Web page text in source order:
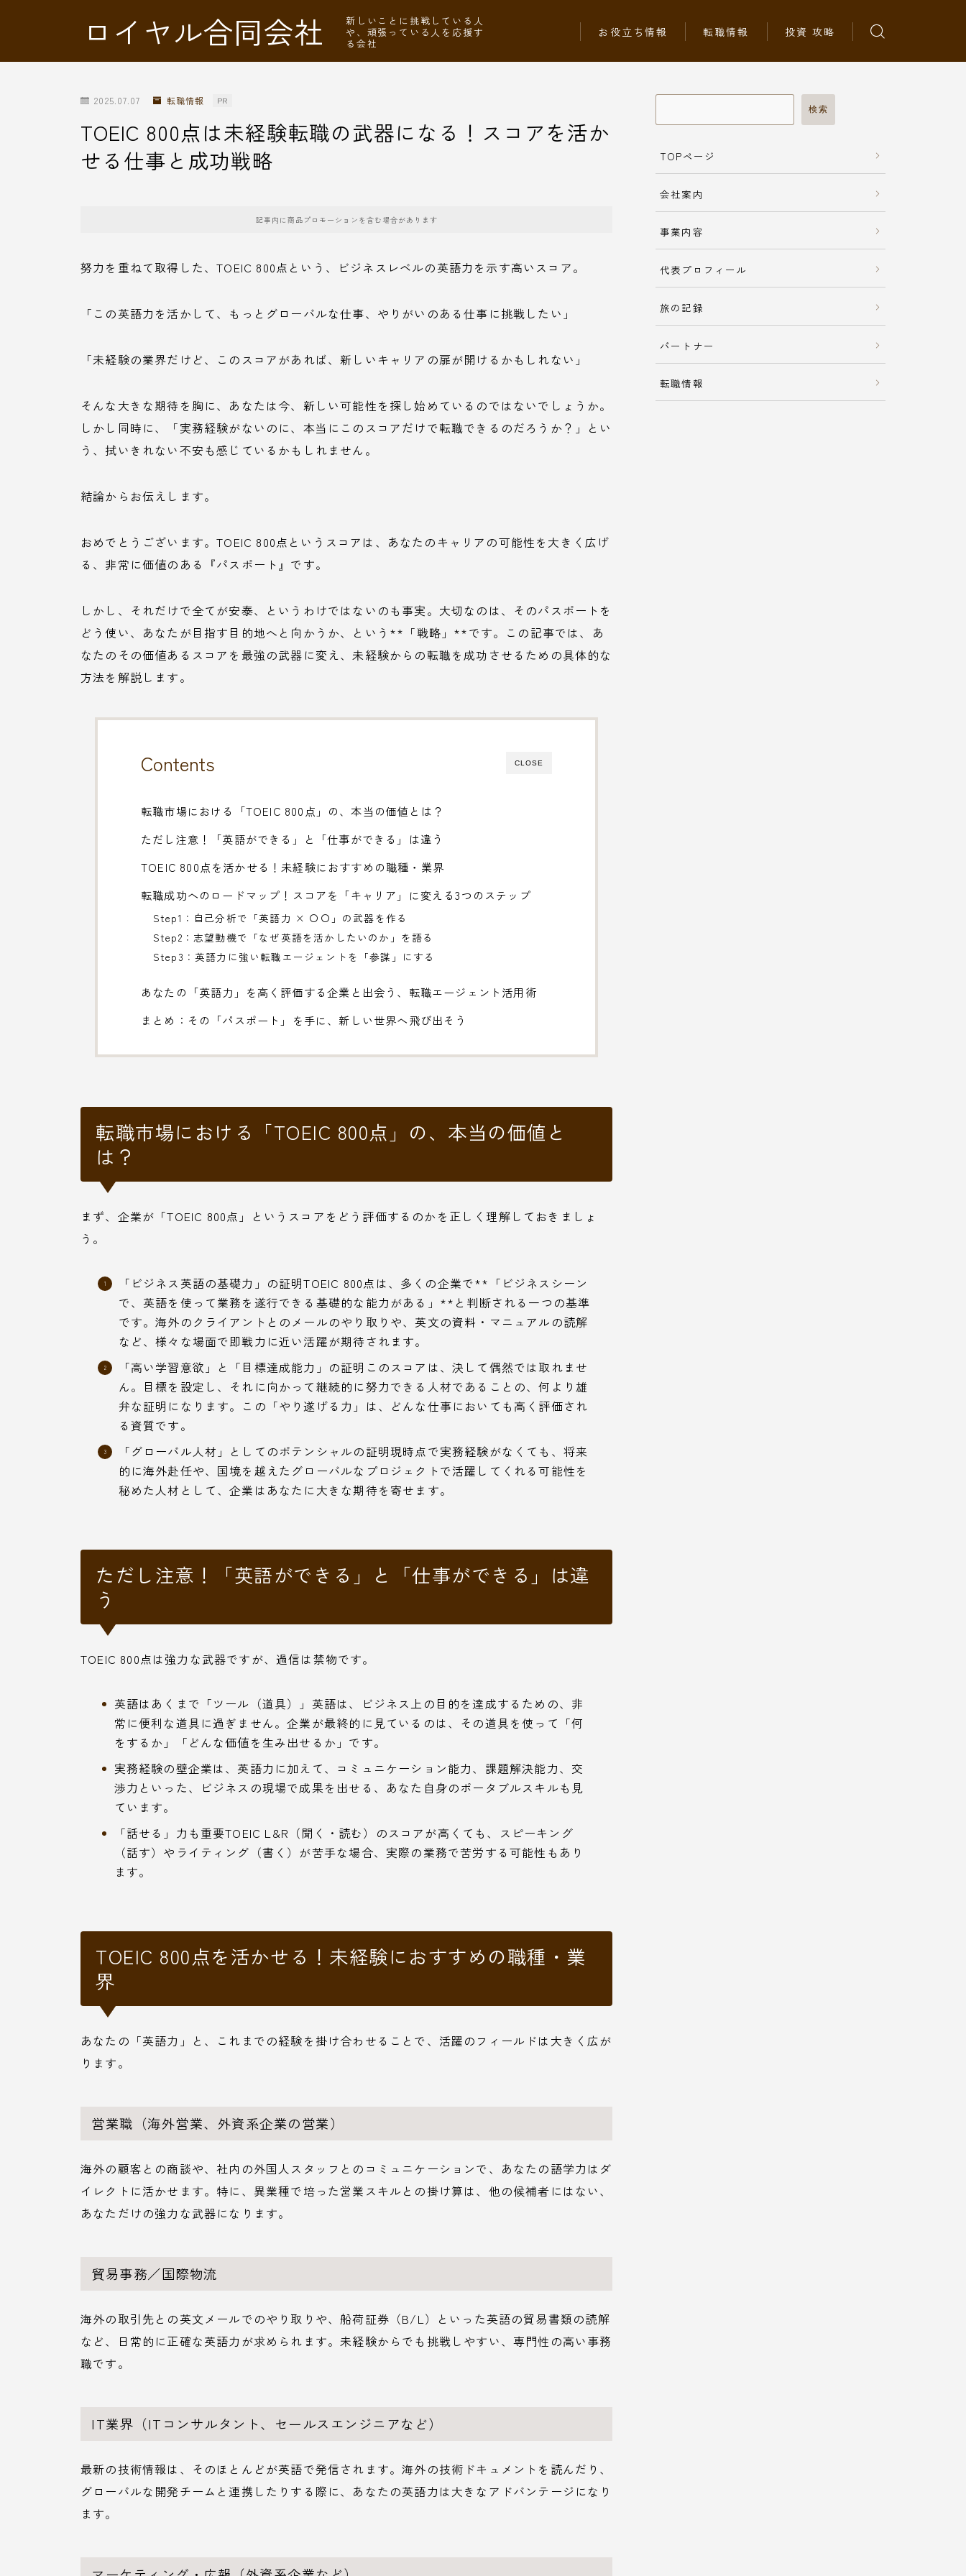
ロイヤル合同会社
新しいことに挑戦している人
や、頑張っている人を応援す
る会社
お役立ち情報 転職情報 投資 攻略
2025.07.07 転職情報 PR
TOEIC 800点は未経験転職の武器になる！スコアを活か
せる仕事と成功戦略
記事内に商品プロモーションを含む場合があります
努力を重ねて取得した、TOEIC 800点という、ビジネスレベルの英語力を示す高いスコア。
「この英語力を活かして、もっとグローバルな仕事、やりがいのある仕事に挑戦したい」
「未経験の業界だけど、このスコアがあれば、新しいキャリアの扉が開けるかもしれない」
そんな大きな期待を胸に、あなたは今、新しい可能性を探し始めているのではないでしょうか。
しかし同時に、「実務経験がないのに、本当にこのスコアだけで転職できるのだろうか？」とい
う、拭いきれない不安も感じているかもしれません。
結論からお伝えします。
おめでとうございます。TOEIC 800点というスコアは、あなたのキャリアの可能性を大きく広げ
る、非常に価値のある『パスポート』です。
しかし、それだけで全てが安泰、というわけではないのも事実。大切なのは、そのパスポートを
どう使い、あなたが目指す目的地へと向かうか、という**「戦略」**です。この記事では、あ
なたのその価値あるスコアを最強の武器に変え、未経験からの転職を成功させるための具体的な
方法を解説します。
CLOSE
Contents
転職市場における「TOEIC 800点」の、本当の価値とは？
ただし注意！「英語ができる」と「仕事ができる」は違う
TOEIC 800点を活かせる！未経験におすすめの職種・業界
転職成功へのロードマップ！スコアを「キャリア」に変える3つのステップ
Step1：自己分析で「英語力 × 〇〇」の武器を作る
Step2：志望動機で「なぜ英語を活かしたいのか」を語る
Step3：英語力に強い転職エージェントを「参謀」にする
あなたの「英語力」を高く評価する企業と出会う、転職エージェント活用術
まとめ：その「パスポート」を手に、新しい世界へ飛び出そう
転職市場における「TOEIC 800点」の、本当の価値と
は？
まず、企業が「TOEIC 800点」というスコアをどう評価するのかを正しく理解しておきましょ
う。
「ビジネス英語の基礎力」の証明TOEIC 800点は、多くの企業で**「ビジネスシーン
で、英語を使って業務を遂行できる基礎的な能力がある」**と判断される一つの基準
です。海外のクライアントとのメールのやり取りや、英文の資料・マニュアルの読解
など、様々な場面で即戦力に近い活躍が期待されます。
「高い学習意欲」と「目標達成能力」の証明このスコアは、決して偶然では取れませ
ん。目標を設定し、それに向かって継続的に努力できる人材であることの、何より雄
弁な証明になります。この「やり遂げる力」は、どんな仕事においても高く評価され
る資質です。
「グローバル人材」としてのポテンシャルの証明現時点で実務経験がなくても、将来
的に海外赴任や、国境を越えたグローバルなプロジェクトで活躍してくれる可能性を
秘めた人材として、企業はあなたに大きな期待を寄せます。
ただし注意！「英語ができる」と「仕事ができる」は違
う
TOEIC 800点は強力な武器ですが、過信は禁物です。
英語はあくまで「ツール（道具）」英語は、ビジネス上の目的を達成するための、非
常に便利な道具に過ぎません。企業が最終的に見ているのは、その道具を使って「何
をするか」「どんな価値を生み出せるか」です。
実務経験の壁企業は、英語力に加えて、コミュニケーション能力、課題解決能力、交
渉力といった、ビジネスの現場で成果を出せる、あなた自身のポータブルスキルも見
ています。
「話せる」力も重要TOEIC L&R（聞く・読む）のスコアが高くても、スピーキング
（話す）やライティング（書く）が苦手な場合、実際の業務で苦労する可能性もあり
ます。
TOEIC 800点を活かせる！未経験におすすめの職種・業
界
あなたの「英語力」と、これまでの経験を掛け合わせることで、活躍のフィールドは大きく広が
ります。
営業職（海外営業、外資系企業の営業）
海外の顧客との商談や、社内の外国人スタッフとのコミュニケーションで、あなたの語学力はダ
イレクトに活かせます。特に、異業種で培った営業スキルとの掛け算は、他の候補者にはない、
あなただけの強力な武器になります。
貿易事務／国際物流
海外の取引先との英文メールでのやり取りや、船荷証券（B/L）といった英語の貿易書類の読解
など、日常的に正確な英語力が求められます。未経験からでも挑戦しやすい、専門性の高い事務
職です。
IT業界（ITコンサルタント、セールスエンジニアなど）
最新の技術情報は、そのほとんどが英語で発信されます。海外の技術ドキュメントを読んだり、
グローバルな開発チームと連携したりする際に、あなたの英語力は大きなアドバンテージになり
ます。
検索
TOPページ
会社案内
事業内容
代表プロフィール
旅の記録
パートナー
転職情報